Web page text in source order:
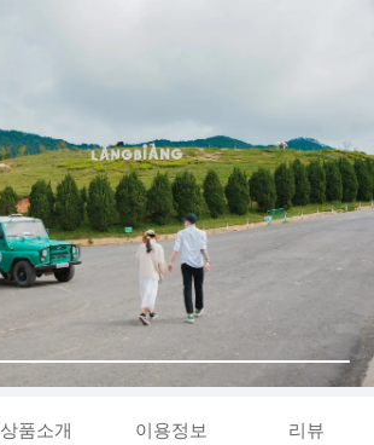
상품소개 이용정보 리뷰